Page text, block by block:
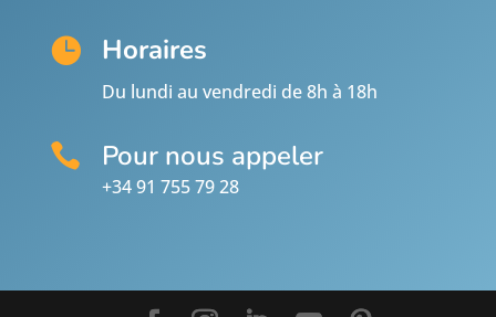
 Horaires
Du lundi au vendredi de 8h à 18h
 Pour nous appeler
+34 91 755 79 28